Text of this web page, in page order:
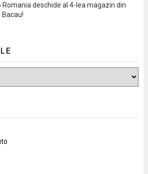
Romania deschide al 4-lea magazin din